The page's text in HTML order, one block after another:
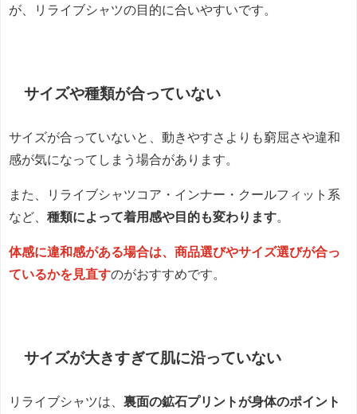
が、リライブシャツの目的に合いやすいです。
サイズや種類が合っていない
サイズが合っていないと、動きやすさよりも窮屈さや違和
感が気になってしまう場合があります。
また、リライブシャツコア・インナー・クールフィット系
など、 種類によって着用感や目的も変わります
体感に違和感がある場合は、商品選びやサイズ選びが合っ
ているかを見直すのがおすすめです。
サイズが大きすぎて肌に沿っていない
リライブシャツは、 裏面の鉱石プリントが身体のポイント